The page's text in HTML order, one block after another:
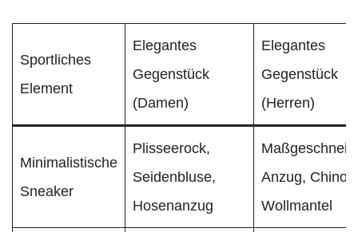
Sportliches
Element
Elegantes
Gegenstück
(Damen)
Elegantes
Gegenstück
(Herren)
Minimalistische
Sneaker
Plisseerock,
Seidenbluse,
Hosenanzug
Anzug, Chino,
Wollmantel